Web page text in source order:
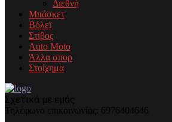
Διεθνή
Μπάσκετ
Βόλεϊ
Στίβος
Auto Moto
Άλλα σπορ
Στοίχημα
Σχετικά με εμάς
Τηλέφωνo επικοινωνίας: 6976404646